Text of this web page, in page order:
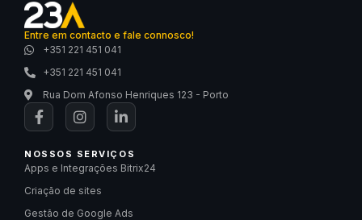
Entre em contacto e fale connosco!
+351 221 451 041
+351 221 451 041
Rua Dom Afonso Henriques 123 - Porto
NOSSOS SERVIÇOS
Apps e Integrações Bitrix24
Criação de sites
Gestão de Google Ads